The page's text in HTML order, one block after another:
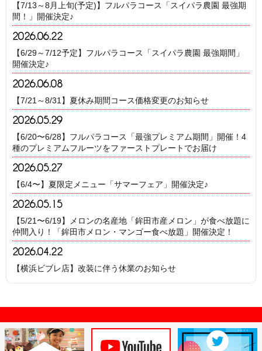
【7/13～8月上旬(予定)】フルパラコース「スイパラ農園 最強期
間！」開催決定♪
2026.06.22
【6/29～7/12予定】フルパラコース「スイパラ農園 最強期間」
開催決定♪
2026.06.08
【7/21～8/31】夏休み期間コース価格変更のお知らせ
2026.05.29
【6/20〜6/28】フルパラコース「最強プレミアム期間」開催！4
種のプレミアムフルーツをファーストプレートでお届け
2026.05.27
【6/4〜】夏限定メニュー「サマーフェア」開催決定♪
2026.05.15
【5/21〜6/19】メロンの名産地「鉾田市産メロン」が食べ放題に
仲間入り！「鉾田市メロン・マンゴー食べ放題」開催決定！
2026.04.22
【横浜ビブレ店】改装に伴う休業のお知らせ